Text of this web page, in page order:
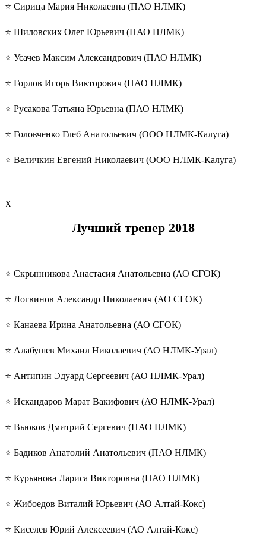
⭐️ Сирица Мария Николаевна (ПАО НЛМК)
⭐️ Шиловских Олег Юрьевич (ПАО НЛМК)
⭐️ Усачев Максим Александрович (ПАО НЛМК)
⭐️ Горлов Игорь Викторович (ПАО НЛМК)
⭐️ Русакова Татьяна Юрьевна (ПАО НЛМК)
⭐️ Головченко Глеб Анатольевич (ООО НЛМК-Калуга)
⭐️ Величкин Евгений Николаевич (ООО НЛМК-Калуга)
Х
Лучший тренер2018
⭐️ Скрынникова Анастасия Анатольевна (АО СГОК)
⭐️ Логвинов Александр Николаевич (АО СГОК)
⭐️ Канаева Ирина Анатольевна (АО СГОК)
⭐️ Алабушев Михаил Николаевич (АО НЛМК-Урал)
⭐️ Антипин Эдуард Сергеевич (АО НЛМК-Урал)
⭐️ Искандаров Марат Вакифович (АО НЛМК-Урал)
⭐️ Вьюков Дмитрий Сергевич (ПАО НЛМК)
⭐️ Бадиков Анатолий Анатольевич (ПАО НЛМК)
⭐️ Курьянова Лариса Викторовна (ПАО НЛМК)
⭐️ Жибоедов Виталий Юрьевич (АО Алтай-Кокс)
⭐️ Киселев Юрий Алексеевич (АО Алтай-Кокс)